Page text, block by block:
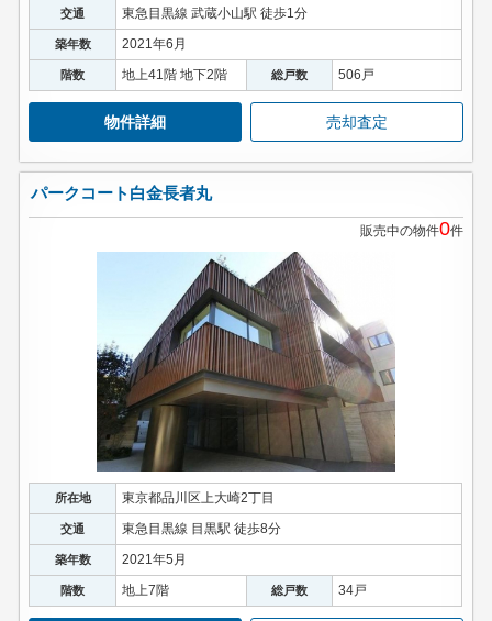
交通 東急目黒線 武蔵小山駅 徒歩1分
築年数 2021年6月
階数 地上41階 地下2階 総戸数 506戸
物件詳細 売却査定
パークコート白金長者丸
販売中の物件0件
所在地 東京都品川区上大崎2丁目
交通 東急目黒線 目黒駅 徒歩8分
築年数 2021年5月
階数 地上7階 総戸数 34戸